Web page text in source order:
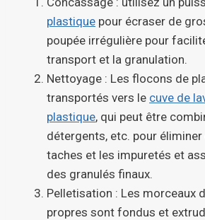
plastique pour écraser de
poupée irrégulière pour
transport et la granulation.
Nettoyage : Les flocons de
transportés vers le cuve de
plastique, qui peut être
détergents, etc. pour
taches et les impuretés et
des granulés finaux.
Pelletisation : Les morceaux
propres sont fondus et